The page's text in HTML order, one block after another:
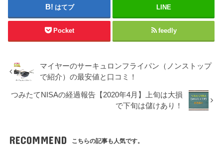
はてブ LINE
Pocket feedly
マイヤーのサーキュロンフライパン（ノンストップ
で紹介）の最安値と口コミ！
つみたてNISAの経過報告【2020年4月】上旬は大損
で下旬は儲けあり！
RECOMMEND こちらの記事も人気です。